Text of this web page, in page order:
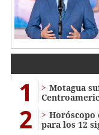
1
Motagua
2
Horóscopo
para los 12